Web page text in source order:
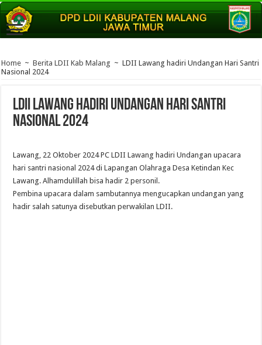
Home ~ Berita LDII Kab Malang ~ LDII Lawang hadiri Undangan Hari Santri
Nasional 2024
LDII Lawang hadiri Undangan Hari Santri
Nasional 2024
Lawang, 22 Oktober 2024 PC LDII Lawang hadiri Undangan upacara
hari santri nasional 2024 di Lapangan Olahraga Desa Ketindan Kec
Lawang. Alhamdulillah bisa hadir 2 personil.
Pembina upacara dalam sambutannya mengucapkan undangan yang
hadir salah satunya disebutkan perwakilan LDII.